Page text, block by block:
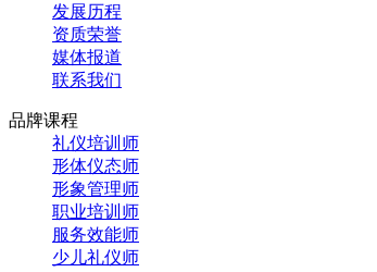
发展历程
资质荣誉
媒体报道
联系我们
品牌课程
礼仪培训师
形体仪态师
形象管理师
职业培训师
服务效能师
少儿礼仪师